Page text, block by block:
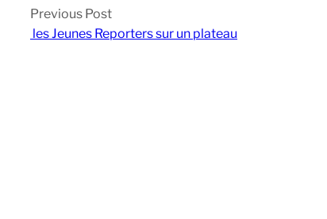
Previous Post
les Jeunes Reporters sur un plateau